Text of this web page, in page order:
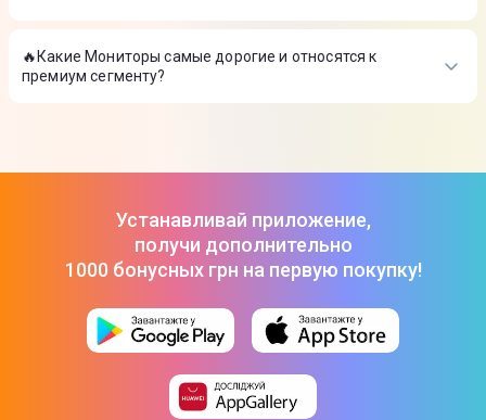
Монитор Acer 24,5" EK251QP6bi UM.KE1EE.601-4 400 ₴
Монитор MSI 23,8" PRO MP243W E14- 3 999 ₴
Монитор 24" Samsung S24D360 (LS24D360GAIXCI)
3 799 ₴
Монитор Acer 24,5" EK251QP6bi UM.KE1EE.601
- 3 999 ₴
🔥Какие Мониторы самые дорогие и относятся к
премиум сегменту?
Устанавливай приложение,
получи дополнительно
1000 бонусных грн на первую покупку!